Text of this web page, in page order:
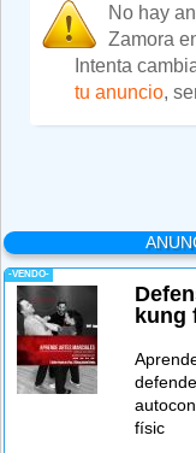
No hay
Zamora
Intenta
tu anuncio,
-VENDO-
kung
físic